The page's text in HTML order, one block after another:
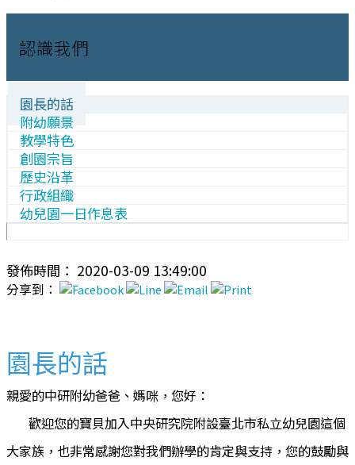
認識我們
園長的話
附幼願景
教學特色
創園宗旨
歷史沿革
行政組織
幼兒園一日作息表
發佈時間： 2020-03-09 13:49:00
分享到：
園長的話
親愛的中研附幼爸爸、媽咪，您好：
歡迎您的寶貝加入中央研究院附設臺北市私立幼兒園這個
大家族，也非常感謝您對我們辦學的肯定與支持，您的鼓勵與